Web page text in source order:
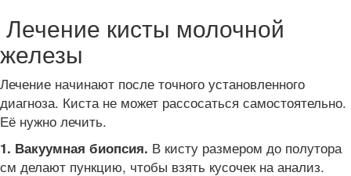
Лечение кисты молочной
железы
Лечение начинают после точного установленного
диагноза. Киста не может рассосаться самостоятельно.
Её нужно лечить.
1. Вакуумная биопсия. В кисту размером до полутора
см делают пункцию, чтобы взять кусочек на анализ.